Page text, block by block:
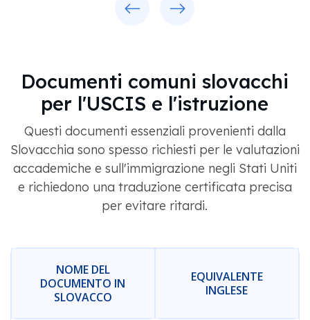
Documenti comuni slovacchi
per l'USCIS e l'istruzione
Questi documenti essenziali provenienti dalla
Slovacchia sono spesso richiesti per le valutazioni
accademiche e sull'immigrazione negli Stati Uniti
e richiedono una traduzione certificata precisa
per evitare ritardi.
NOME DEL
DOCUMENTO IN
SLOVACCO
EQUIVALENTE
INGLESE